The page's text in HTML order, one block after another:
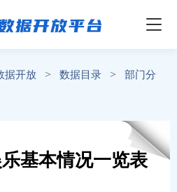
据开放 > 数据目录 >
部门分
基本情况一览表